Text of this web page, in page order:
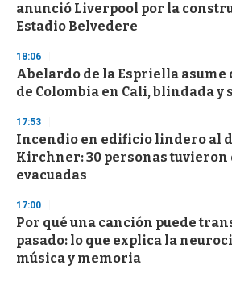
anunció Liverpool por la
Estadio Belvedere
18:06
Abelardo de la Espriella asume
de Colombia en Cali, blindada y
17:53
Incendio en edificio lindero al
Kirchner: 30 personas tuvieron
evacuadas
17:00
Por qué una canción puede
pasado: lo que explica la
música y memoria